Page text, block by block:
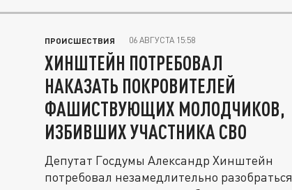
ПРОИСШЕСТВИЯ 06 АВГУСТА 15:58
ХИНШТЕЙН ПОТРЕБОВАЛ
НАКАЗАТЬ ПОКРОВИТЕЛЕЙ
ФАШИСТВУЮЩИХ МОЛОДЧИКОВ,
ИЗБИВШИХ УЧАСТНИКА СВО
Депутат Госдумы Александр Хинштейн
потребовал незамедлительно разобраться